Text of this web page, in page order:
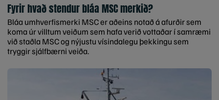
Fyrir hvað stendur bláa MSC merkið?
Bláa umhverfismerki MSC er aðeins notað á afurðir sem
koma úr villtum veiðum sem hafa verið vottaðar í samræmi
við staðla MSC og nýjustu vísindalegu þekkingu sem
tryggir sjálfbærni veiða.